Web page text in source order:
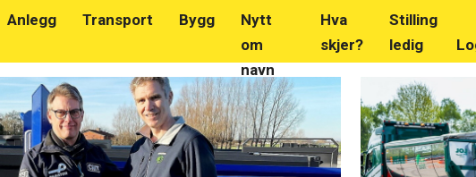
Anlegg Transport Bygg
Nytt
om
navn
Hva
skjer?
Stilling
ledig